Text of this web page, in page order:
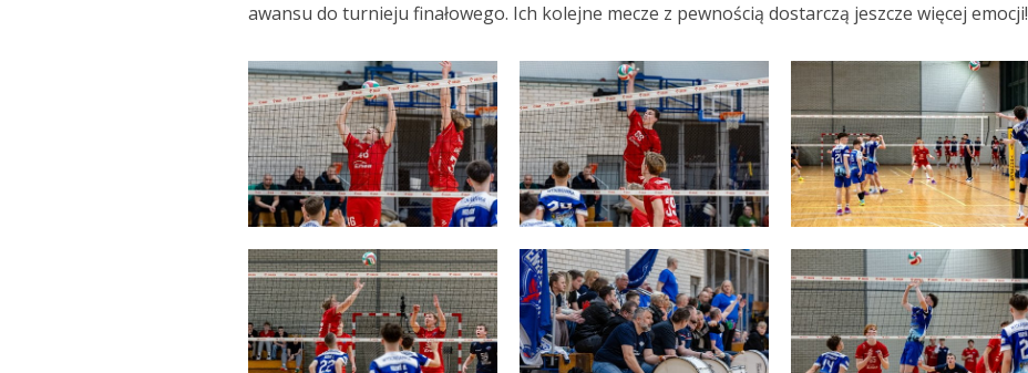
awansu do turnieju finałowego. Ich kolejne mecze z pewnością dostarczą jeszcze więcej emocji!